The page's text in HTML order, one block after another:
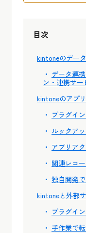
目次
kintoneのデー
データ連
ン・連携サー
kintoneのアプ
プラグイ
ルックア
アプリア
関連レコ
独自開発
kintoneと外部
プラグイ
手作業で